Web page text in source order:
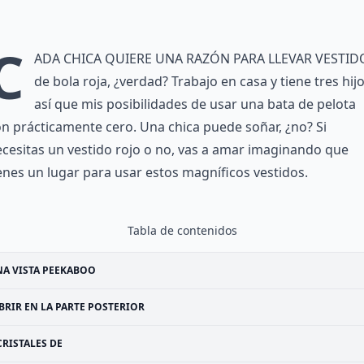
ada chica quiere una razón para llevar
de bola roja, ¿verdad? Trabajo en casa y tiene tres
así que mis posibilidades de usar una bata de pelota
prácticamente cero. Una chica puede soñar, ¿no? Si
un vestido rojo o no, vas a amar imaginando que
un lugar para usar estos magníficos vestidos.
Tabla de contenidos
VISTA PEEKABOO
EN LA PARTE POSTERIOR
DE